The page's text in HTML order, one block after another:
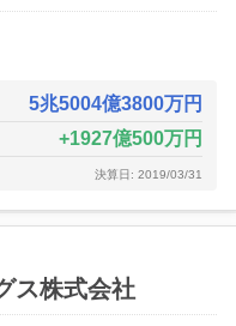
5兆5004億3800万円
1927億500万円
決算日: 2019/03/31
ス株式会社